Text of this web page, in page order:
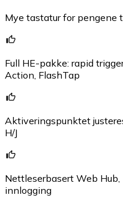
Mye tastatur for pengene
Full HE-pakke: rapid
Action, FlashTap
Aktiveringspunktet
H/J
Nettleserbasert Web
innlogging